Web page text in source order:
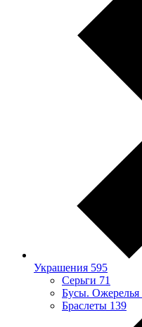
Украшения 595
Серьги 71
Бусы. Ожерелья
Браслеты 139